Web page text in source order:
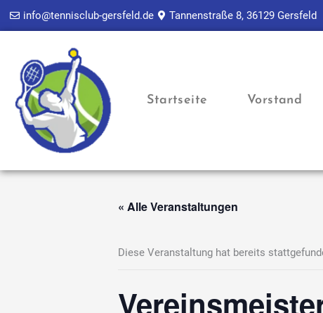
info@tennisclub-gersfeld.de Tannenstraße 8, 36129 Gersfeld
Startseite Vorstand
« Alle Veranstaltungen
Diese Veranstaltung hat bereits